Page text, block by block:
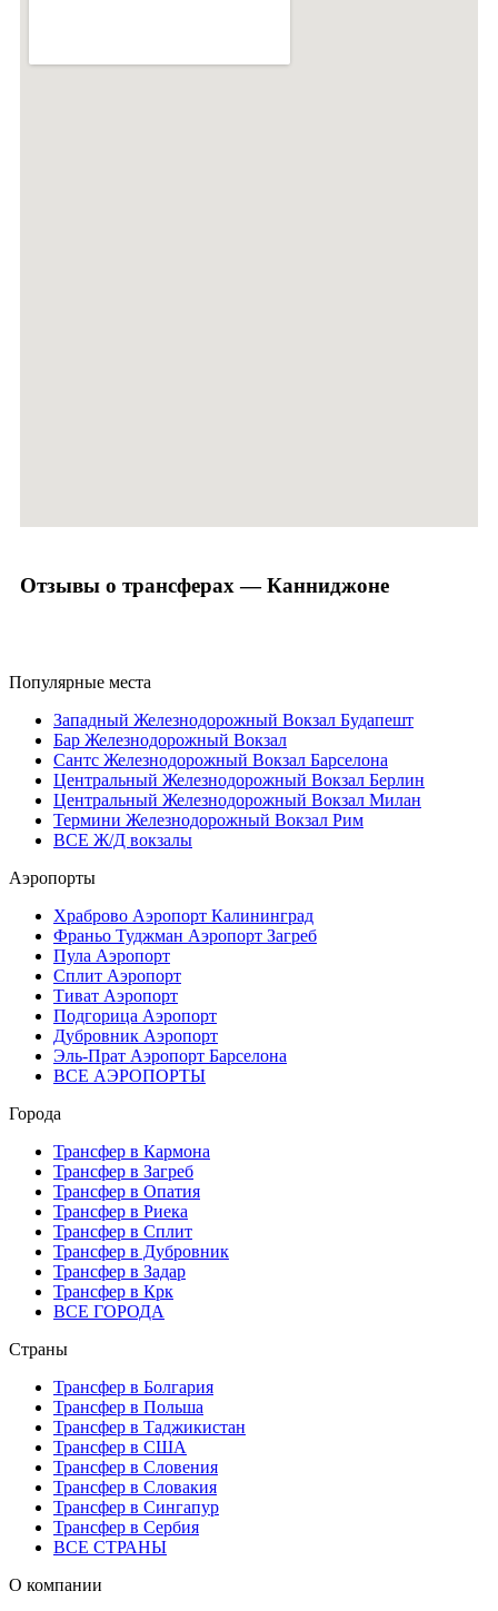
Отзывы о трансферах — Канниджоне
Популярные места
Западный Железнодорожный Вокзал Будапешт
Бар Железнодорожный Вокзал
Сантс Железнодорожный Вокзал Барселона
Центральный Железнодорожный Вокзал Берлин
Центральный Железнодорожный Вокзал Милан
Термини Железнодорожный Вокзал Рим
ВСЕ Ж/Д вокзалы
Аэропорты
Храброво Аэропорт Калининград
Франьо Туджман Аэропорт Загреб
Пула Аэропорт
Сплит Аэропорт
Тиват Аэропорт
Подгорица Аэропорт
Дубровник Аэропорт
Эль-Прат Аэропорт Барселона
ВСЕ АЭРОПОРТЫ
Города
Трансфер в Кармона
Трансфер в Загреб
Трансфер в Опатия
Трансфер в Риека
Трансфер в Сплит
Трансфер в Дубровник
Трансфер в Задар
Трансфер в Крк
ВСЕ ГОРОДА
Страны
Трансфер в Болгария
Трансфер в Польша
Трансфер в Таджикистан
Трансфер в США
Трансфер в Словения
Трансфер в Словакия
Трансфер в Сингапур
Трансфер в Сербия
ВСЕ СТРАНЫ
О компании